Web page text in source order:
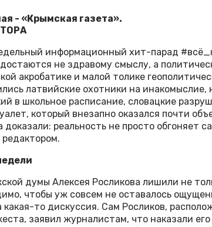
- «Крымская газета».
информационный хит-парад
не здравому смыслу, а
акробатике и малой толике
латвийские охотники на
в школьное расписание, словацкие
который внезапно оказался почти
доказали: реальность не просто обгоняет
думы Алексея Росликова лишили не
чтобы уж совсем не оставалось
то дискуссия. Сам Росликов,
заявил журналистам, что наказали